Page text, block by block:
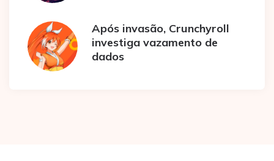
Após invasão, Crunchyroll
investiga vazamento de
dados